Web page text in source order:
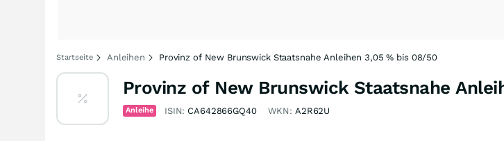
Startseite Anleihen Provinz of New Brunswick Staatsnahe Anleihen 3,05 % bis 08/50
Provinz of New Brunswick Staatsnahe
Anleihe ISIN: CA642866GQ40 WKN: A2R62U